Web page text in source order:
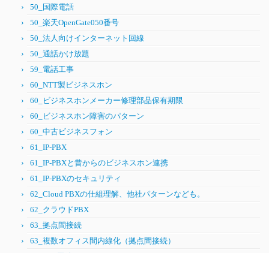
50_国際電話
50_楽天OpenGate050番号
50_法人向けインターネット回線
50_通話かけ放題
59_電話工事
60_NTT製ビジネスホン
60_ビジネスホンメーカー修理部品保有期限
60_ビジネスホン障害のパターン
60_中古ビジネスフォン
61_IP-PBX
61_IP-PBXと昔からのビジネスホン連携
61_IP-PBXのセキュリティ
62_Cloud PBXの仕組理解、他社パターンなども。
62_クラウドPBX
63_拠点間接続
63_複数オフィス間内線化（拠点間接続）